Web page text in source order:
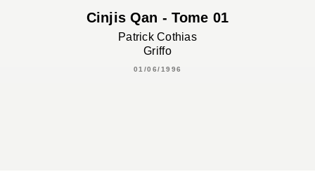
Cinjis Qan - Tome 01
Patrick Cothias
Griffo
01/06/1996